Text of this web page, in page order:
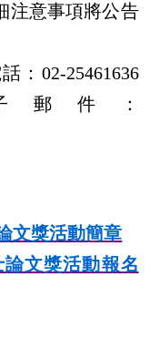
注意事項將公告
：02-25461636
郵件：
文獎活動簡章
文獎活動報名